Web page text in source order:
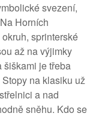
svezení,
Horních
sprinterské
až na výjimky
šiškami je třeba
na klasiku už
a nad
sněhu. Kdo se